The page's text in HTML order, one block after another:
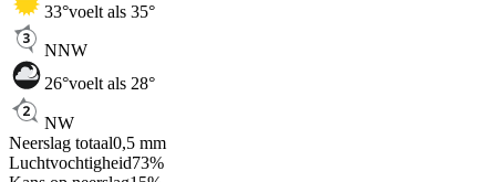
33°voelt als 35°
NNW
26°voelt als 28°
NW
Neerslag totaal0,5 mm
Luchtvochtigheid73%